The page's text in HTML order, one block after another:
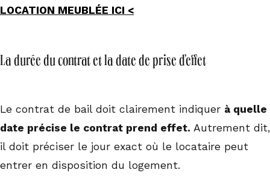
LOCATION MEUBLÉE ICI <
La durée du contrat et la date de prise d’effet
Le contrat de bail doit clairement indiquer à quelle
date précise le contrat prend effet. Autrement dit,
il doit préciser le jour exact où le locataire peut
entrer en disposition du logement.